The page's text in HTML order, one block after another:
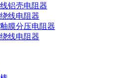
铝壳电阻器
线电阻器
膜分压电阻器
线电阻器